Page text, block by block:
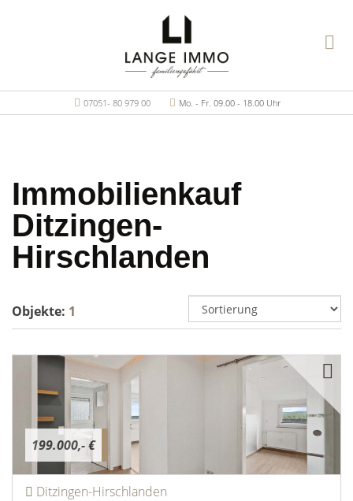
07051- 80 979 00 Mo. - Fr. 09.00 - 18.00 Uhr
Immobilienkauf
Ditzingen-
Hirschlanden
Objekte: 1
199.000,- €
Ditzingen-Hirschlanden